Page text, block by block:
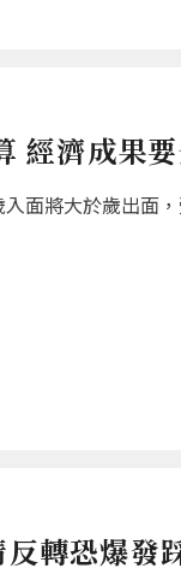
經濟成果
面將大於歲出面
轉恐爆發